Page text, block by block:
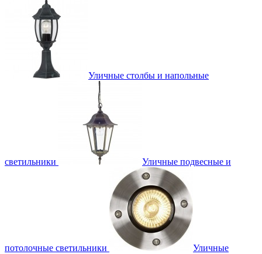
Уличные столбы и напольные
светильники Уличные подвесные и
потолочные светильники Уличные